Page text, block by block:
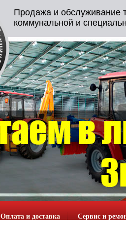
Продажа и обслуживание
коммунальной и
Оплата и доставка Сервис и